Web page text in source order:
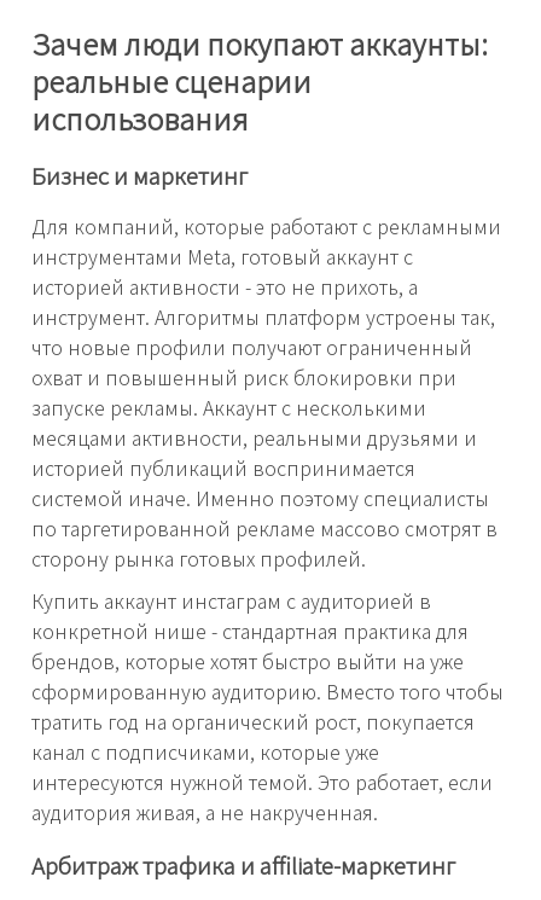
Зачем люди покупают аккаунты:
реальные сценарии
использования
Бизнес и маркетинг
Для компаний, которые работают с рекламными
инструментами Meta, готовый аккаунт с
историей активности - это не прихоть, а
инструмент. Алгоритмы платформ устроены так,
что новые профили получают ограниченный
охват и повышенный риск блокировки при
запуске рекламы. Аккаунт с несколькими
месяцами активности, реальными друзьями и
историей публикаций воспринимается
системой иначе. Именно поэтому специалисты
по таргетированной рекламе массово смотрят в
сторону рынка готовых профилей.
Купить аккаунт инстаграм с аудиторией в
конкретной нише - стандартная практика для
брендов, которые хотят быстро выйти на уже
сформированную аудиторию. Вместо того чтобы
тратить год на органический рост, покупается
канал с подписчиками, которые уже
интересуются нужной темой. Это работает, если
аудитория живая, а не накрученная.
Арбитраж трафика и affiliate-маркетинг